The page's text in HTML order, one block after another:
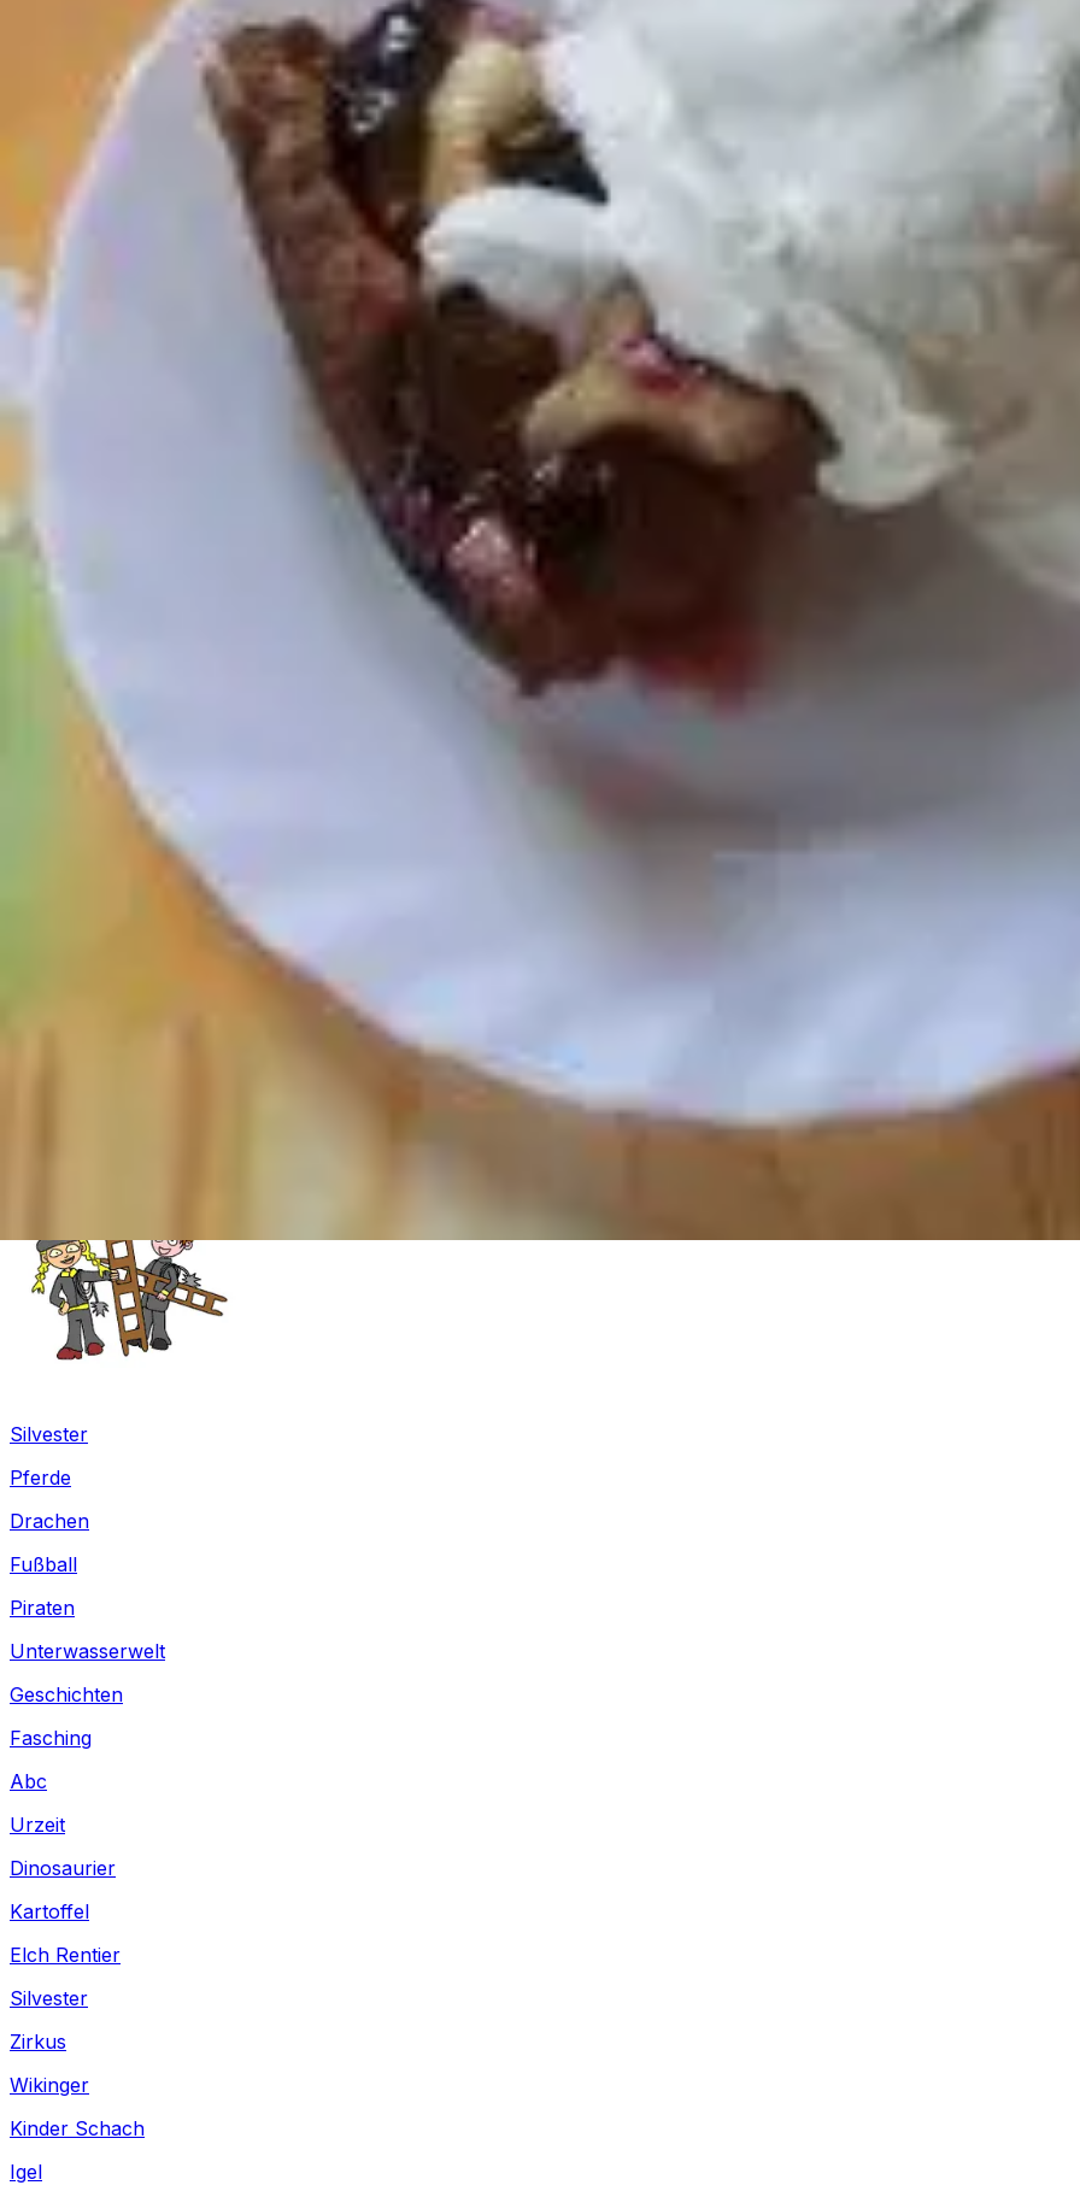
Mandala für Kinder
Silvester
Pferde
Drachen
Fußball
Piraten
Unterwasserwelt
Geschichten
Fasching
Abc
Urzeit
Dinosaurier
Kartoffel
Elch Rentier
Silvester
Zirkus
Wikinger
Kinder Schach
Igel